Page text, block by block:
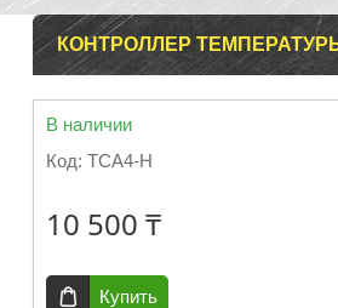
КОНТРОЛЛЕР ТЕМПЕРАТУРЫ
В наличии
Код: TCA4-H
10 500 ₸
Купить